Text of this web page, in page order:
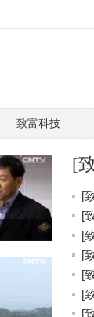
致富科技
[
[
[
[
[
[
[
[